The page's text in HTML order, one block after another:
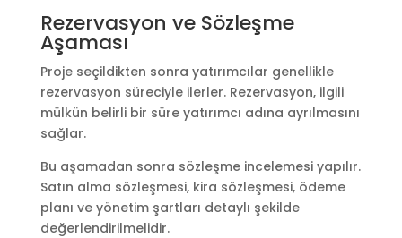
Rezervasyon ve Sözleşme
Aşaması
Proje seçildikten sonra yatırımcılar genellikle
rezervasyon süreciyle ilerler. Rezervasyon, ilgili
mülkün belirli bir süre yatırımcı adına ayrılmasını
sağlar.
Bu aşamadan sonra sözleşme incelemesi yapılır.
Satın alma sözleşmesi, kira sözleşmesi, ödeme
planı ve yönetim şartları detaylı şekilde
değerlendirilmelidir.